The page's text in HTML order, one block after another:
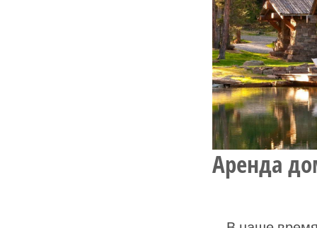
Аренда